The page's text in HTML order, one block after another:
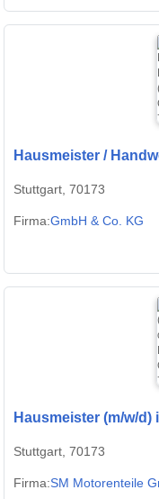
Hausmeister /
Stuttgart, 70173
Firma:GmbH & Co. KG
Hausmeister (m/w/d)
Stuttgart, 70173
Firma:SM Motorenteile